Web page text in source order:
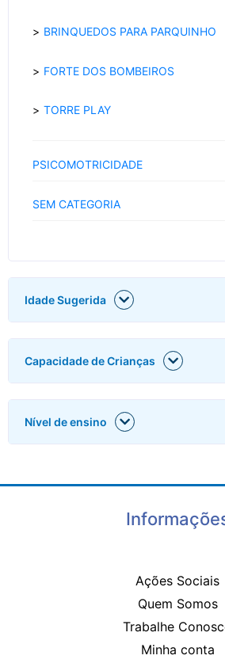
BRINQUEDOS PARA PARQUINHO
FORTE DOS BOMBEIROS
TORRE PLAY
PSICOMOTRICIDADE
SEM CATEGORIA
Idade Sugerida
Capacidade de Crianças
Nível de ensino
Ações Sociais
Quem Somos
Trabalhe
Minha conta